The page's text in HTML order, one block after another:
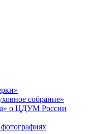
собрание»
о ЦДУМ России